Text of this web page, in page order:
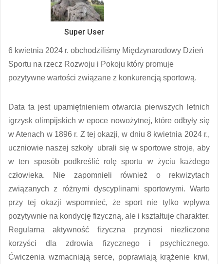
Super User
6 kwietnia 2024 r. obchodziliśmy Międzynarodowy Dzień
Sportu na rzecz Rozwoju i Pokoju który promuje
pozytywne wartości związane z konkurencją sportową.
Data ta jest upamiętnieniem otwarcia pierwszych letnich
igrzysk olimpijskich w epoce nowożytnej, które odbyły się
w Atenach w 1896 r. Z tej okazji, w dniu 8 kwietnia 2024 r.,
uczniowie naszej szkoły ubrali się w sportowe stroje, aby
w ten sposób podkreślić rolę sportu w życiu każdego
człowieka. Nie zapomnieli również o rekwizytach
związanych z różnymi dyscyplinami sportowymi. Warto
przy tej okazji wspomnieć, że sport nie tylko wpływa
pozytywnie na kondycję fizyczną, ale i kształtuje charakter.
Regularna aktywność fizyczna przynosi niezliczone
korzyści dla zdrowia fizycznego i psychicznego.
Ćwiczenia wzmacniają serce, poprawiają krążenie krwi,